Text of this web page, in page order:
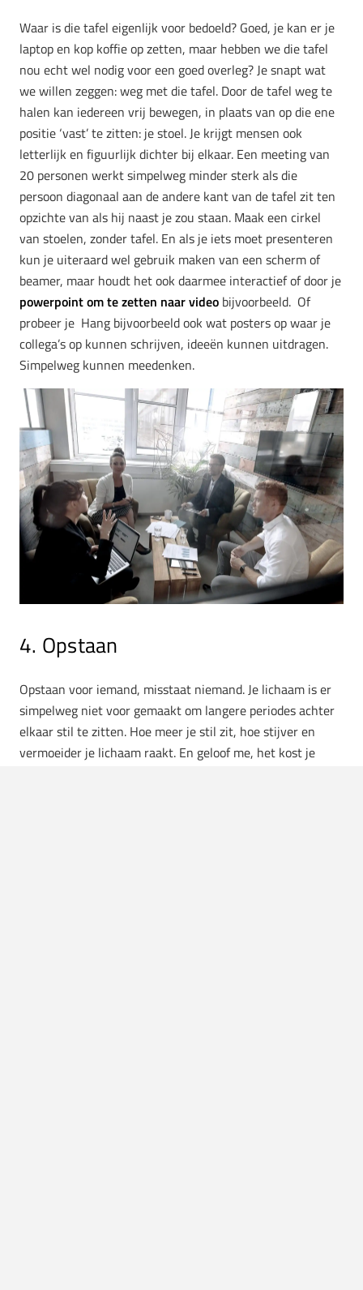
Waar is die tafel eigenlijk voor bedoeld? Goed, je kan er je
laptop en kop koffie op zetten, maar hebben we die tafel
nou echt wel nodig voor een goed overleg? Je snapt wat
we willen zeggen: weg met die tafel. Door de tafel weg te
halen kan iedereen vrij bewegen, in plaats van op die ene
positie ‘vast’ te zitten: je stoel. Je krijgt mensen ook
letterlijk en figuurlijk dichter bij elkaar. Een meeting van
20 personen werkt simpelweg minder sterk als die
persoon diagonaal aan de andere kant van de tafel zit ten
opzichte van als hij naast je zou staan. Maak een cirkel
van stoelen, zonder tafel. En als je iets moet presenteren
kun je uiteraard wel gebruik maken van een scherm of
beamer, maar houdt het ook daarmee interactief of door je
powerpoint om te zetten naar video bijvoorbeeld. Of
probeer je Hang bijvoorbeeld ook wat posters op waar je
collega’s op kunnen schrijven, ideeën kunnen uitdragen.
Simpelweg kunnen meedenken.
4. Opstaan
Opstaan voor iemand, misstaat niemand. Je lichaam is er
simpelweg niet voor gemaakt om langere periodes achter
elkaar stil te zitten. Hoe meer je stil zit, hoe stijver en
vermoeider je lichaam raakt. En geloof me, het kost je